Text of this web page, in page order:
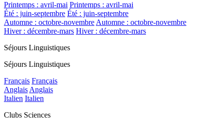
Printemps : avril-mai Printemps : avril-mai
Été : juin-septembre Été : juin-septembre
Automne : octobre-novembreAutomne : octobre-novembre
Hiver : décembre-mars Hiver : décembre-mars
Séjours Linguistiques
Séjours Linguistiques
Français Français
AnglaisAnglais
Italien Italien
Clubs Sciences